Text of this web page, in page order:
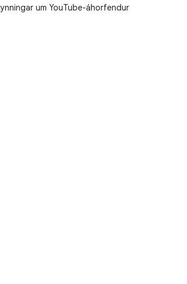
um YouTube-áhorfendur